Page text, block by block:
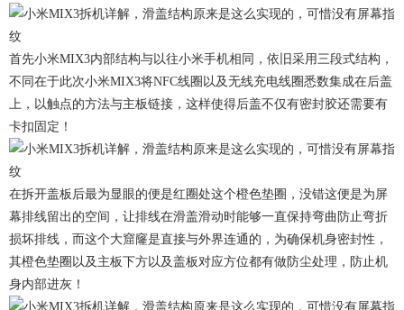
首先小米MIX3内部结构与以往小米手机相同，依旧采用三段式结构，
不同在于此次小米MIX3将NFC线圈以及无线充电线圈悉数集成在后盖
上，以触点的方法与主板链接，这样使得后盖不仅有密封胶还需要有
卡扣固定！
在拆开盖板后最为显眼的便是红圈处这个橙色垫圈，没错这便是为屏
幕排线留出的空间，让排线在滑盖滑动时能够一直保持弯曲防止弯折
损坏排线，而这个大窟窿是直接与外界连通的，为确保机身密封性，
其橙色垫圈以及主板下方以及盖板对应方位都有做防尘处理，防止机
身内部进灰！